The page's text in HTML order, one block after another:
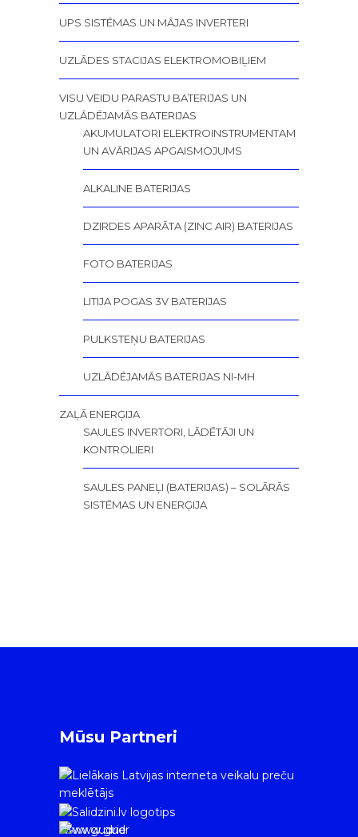
UPS SISTĒMAS UN MĀJAS INVERTERI
UZLĀDES STACIJAS ELEKTROMOBIĻIEM
VISU VEIDU PARASTU BATERIJAS UN
UZLĀDĒJAMĀS BATERIJAS
AKUMULATORI ELEKTROINSTRUMENTAM
UN AVĀRIJAS APGAISMOJUMS
ALKALINE BATERIJAS
DZIRDES APARĀTA (ZINC AIR) BATERIJAS
FOTO BATERIJAS
LITIJA POGAS 3V BATERIJAS
PULKSTEŅU BATERIJAS
UZLĀDĒJAMĀS BATERIJAS NI-MH
ZAĻĀ ENERĢIJA
SAULES INVERTORI, LĀDĒTĀJI UN
KONTROLIERI
SAULES PANEĻI (BATERIJAS) – SOLĀRĀS
SISTĒMAS UN ENERĢIJA
Mūsu Partneri
www.gudrie